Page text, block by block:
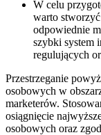
W celu
warto
odpowiednie
szybki system
regulujących
Przestrzeganie
osobowych w
marketerów.
osiągnięcie
osobowych oraz